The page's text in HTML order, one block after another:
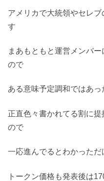
アメリカで大統領やセレ
す
まあもともと運営メンバ
ので
ある意味予定調和ではあっ
正直色々書かれてる割に
ので
一応進んでるとわかっただ
トークン価格も発表後は